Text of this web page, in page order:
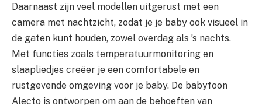
Daarnaast zijn veel modellen uitgerust met een
camera met nachtzicht, zodat je je baby ook visueel in
de gaten kunt houden, zowel overdag als ’s nachts.
Met functies zoals temperatuurmonitoring en
slaapliedjes creëer je een comfortabele en
rustgevende omgeving voor je baby. De babyfoon
Alecto is ontworpen om aan de behoeften van